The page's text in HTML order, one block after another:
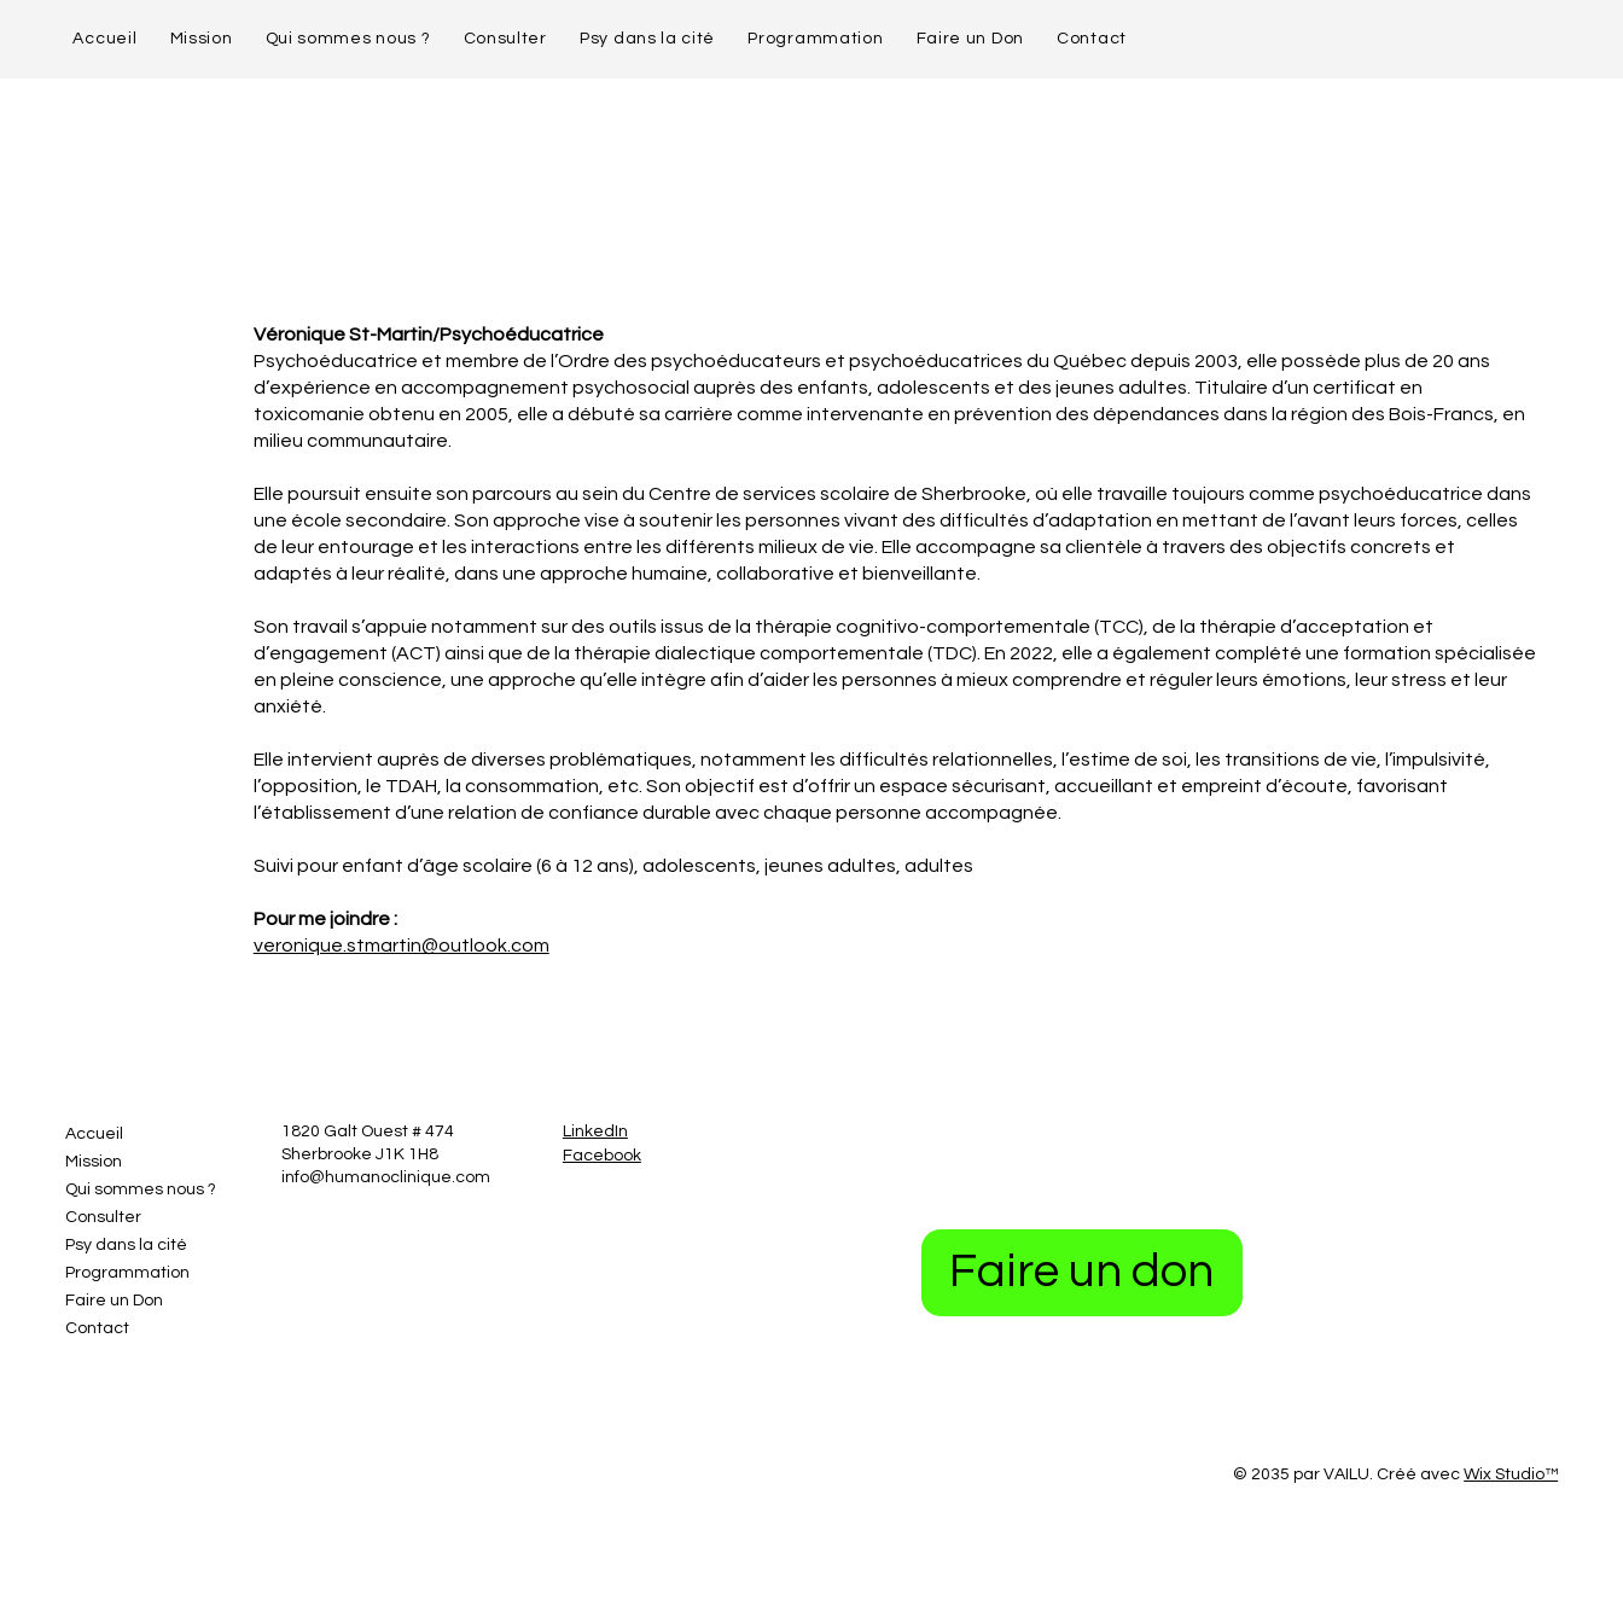
Accueil Mission Qui sommes nous ? Consulter Psy dans la cité Programmation Faire un Don Contact
Véronique St-Martin/Psychoéducatrice
Psychoéducatrice et membre de l’Ordre des psychoéducateurs et psychoéducatrices du Québec depuis 2003, elle possède plus de 20 ans
d’expérience en accompagnement psychosocial auprès des enfants, adolescents et des jeunes adultes. Titulaire d’un certificat en
toxicomanie obtenu en 2005, elle a débuté sa carrière comme intervenante en prévention des dépendances dans la région des Bois-Francs, en
milieu communautaire.
Elle poursuit ensuite son parcours au sein du Centre de services scolaire de Sherbrooke, où elle travaille toujours comme psychoéducatrice dans
une école secondaire. Son approche vise à soutenir les personnes vivant des difficultés d’adaptation en mettant de l’avant leurs forces, celles
de leur entourage et les interactions entre les différents milieux de vie. Elle accompagne sa clientèle à travers des objectifs concrets et
adaptés à leur réalité, dans une approche humaine, collaborative et bienveillante.
Son travail s’appuie notamment sur des outils issus de la thérapie cognitivo-comportementale (TCC), de la thérapie d’acceptation et
d’engagement (ACT) ainsi que de la thérapie dialectique comportementale (TDC). En 2022, elle a également complété une formation spécialisée
en pleine conscience, une approche qu’elle intègre afin d’aider les personnes à mieux comprendre et réguler leurs émotions, leur stress et leur
anxiété.
Elle intervient auprès de diverses problématiques, notamment les difficultés relationnelles, l’estime de soi, les transitions de vie, l’impulsivité,
l’opposition, le TDAH, la consommation, etc. Son objectif est d’offrir un espace sécurisant, accueillant et empreint d’écoute, favorisant
l’établissement d’une relation de confiance durable avec chaque personne accompagnée.
Suivi pour enfant d’âge scolaire (6 à 12 ans), adolescents, jeunes adultes, adultes
Pour me joindre :
veronique.stmartin@outlook.com
Accueil
Mission
Qui sommes nous ?
Consulter
Psy dans la cité
Programmation
Faire un Don
Contact
1820 Galt Ouest # 474
Sherbrooke J1K 1H8
info@humanoclinique.com
LinkedIn
Facebook
Faire un don
© 2035 par VAILU. Créé avecWix Studio™